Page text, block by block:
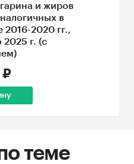
и жиров
в
2016-2020 гг.,
2025 г. (с
₽
теме